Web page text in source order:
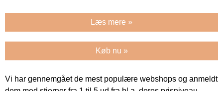
Læs mere »
Køb nu »
Vi har gennemgået de mest populære webshops og anmeldt